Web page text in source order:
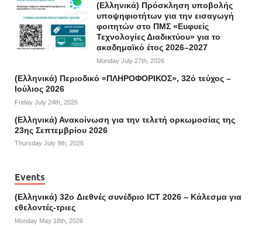
(Ελληνικά) Πρόσκληση υποβολής
υποψηφιοτήτων για την εισαγωγή
φοιτητών στο ΠΜΣ «Ευφυείς
Τεχνολογίες Διαδικτύου» για το
ακαδημαϊκό έτος 2026–2027
Monday July 27th, 2026
(Ελληνικά) Περιοδικό «ΠΛΗΡΟΦΟΡΙΚΟΣ», 32ό τεύχος –
Ιούλιος 2026
Friday July 24th, 2026
(Ελληνικά) Ανακοίνωση για την τελετή ορκωμοσίας της
23ης Σεπτεμβρίου 2026
Thursday July 9th, 2026
Events
(Ελληνικά) 32o Διεθνές συνέδριο ICT 2026 – Κάλεσμα για
εθελοντές-τριες
Monday May 18th, 2026